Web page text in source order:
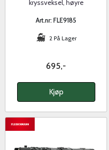
kryssveksel, høyre
Art.nr: FLE9185
2 På Lager
695,-
Kjøp